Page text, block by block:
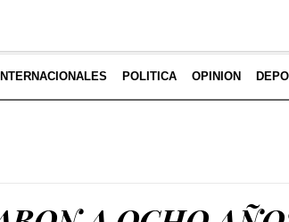
INTERNACIONALES POLITICA OPINION